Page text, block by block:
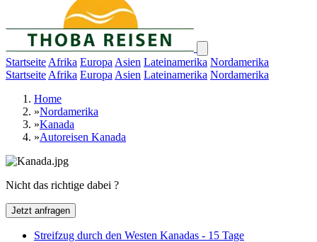
Startseite Afrika Europa Asien Lateinamerika Nordamerika
Startseite Afrika Europa Asien Lateinamerika Nordamerika
Home
»Nordamerika
»Kanada
»Autoreisen Kanada
Nicht das richtige dabei ?
Jetzt anfragen
Streifzug durch den Westen Kanadas - 15 Tage